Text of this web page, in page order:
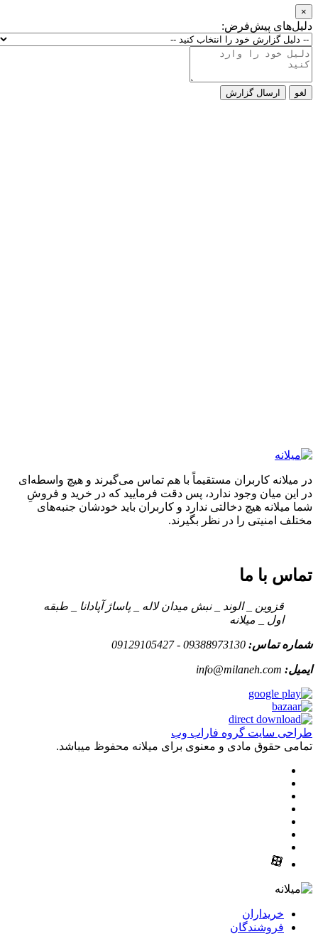
×
دلیل‌های پیش‌فرض:
لغو ارسال گزارش
در میلانه کاربران مستقیماً با هم تماس می‌گیرند و هیچ واسطه‌ای
در این میان وجود ندارد، پس دقت فرمایید که در خرید و فروشِ
شما میلانه هیچ دخالتی ندارد و کاربران باید خودشان جنبه‌های
مختلف امنیتی را در نظر بگیرند.
تماس با ما
قزوین _ الوند _ نبش میدان لاله _ پاساژ آپادانا _ طبقه
اول _ میلانه
شماره تماس: 09388973130 - 09129105427
ایمیل: info@milaneh.com
طراحی سایت گروه فاراب وب
تمامی حقوق مادی و معنوی برای میلانه محفوظ میباشد.
خریداران
فروشندگان